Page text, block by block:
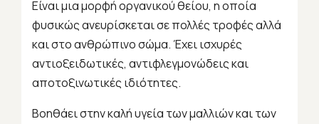
Είναι μια μορφή οργανικού θείου, η οποία
φυσικώς ανευρίσκεται σε πολλές τροφές αλλά
και στο ανθρώπινο σώμα. Έχει ισχυρές
αντιοξειδωτικές, αντιφλεγμονώδεις και
αποτοξινωτικές ιδιότητες.
Βοηθάει στην καλή υγεία των μαλλιών και των